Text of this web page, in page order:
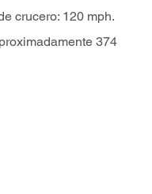
crucero: 120 mph.
374